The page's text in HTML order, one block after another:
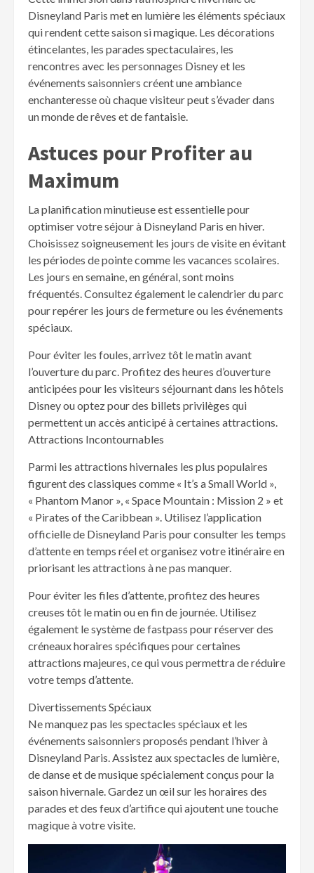
Disneyland Paris met en lumière les éléments spéciaux
qui rendent cette saison si magique. Les décorations
étincelantes, les parades spectaculaires, les
rencontres avec les personnages Disney et les
événements saisonniers créent une ambiance
enchanteresse où chaque visiteur peut s’évader dans
un monde de rêves et de fantaisie.
Astuces pour Profiter au
Maximum
La planification minutieuse est essentielle pour
optimiser votre séjour à Disneyland Paris en hiver.
Choisissez soigneusement les jours de visite en évitant
les périodes de pointe comme les vacances scolaires.
Les jours en semaine, en général, sont moins
fréquentés. Consultez également le calendrier du parc
pour repérer les jours de fermeture ou les événements
spéciaux.
Pour éviter les foules, arrivez tôt le matin avant
l’ouverture du parc. Profitez des heures d’ouverture
anticipées pour les visiteurs séjournant dans les hôtels
Disney ou optez pour des billets privilèges qui
permettent un accès anticipé à certaines attractions.
Attractions Incontournables
Parmi les attractions hivernales les plus populaires
figurent des classiques comme « It’s a Small World »,
« Phantom Manor », « Space Mountain : Mission 2 » et
« Pirates of the Caribbean ». Utilisez l’application
officielle de Disneyland Paris pour consulter les temps
d’attente en temps réel et organisez votre itinéraire en
priorisant les attractions à ne pas manquer.
Pour éviter les files d’attente, profitez des heures
creuses tôt le matin ou en fin de journée. Utilisez
également le système de fastpass pour réserver des
créneaux horaires spécifiques pour certaines
attractions majeures, ce qui vous permettra de réduire
votre temps d’attente.
Divertissements Spéciaux
Ne manquez pas les spectacles spéciaux et les
événements saisonniers proposés pendant l’hiver à
Disneyland Paris. Assistez aux spectacles de lumière,
de danse et de musique spécialement conçus pour la
saison hivernale. Gardez un œil sur les horaires des
parades et des feux d’artifice qui ajoutent une touche
magique à votre visite.